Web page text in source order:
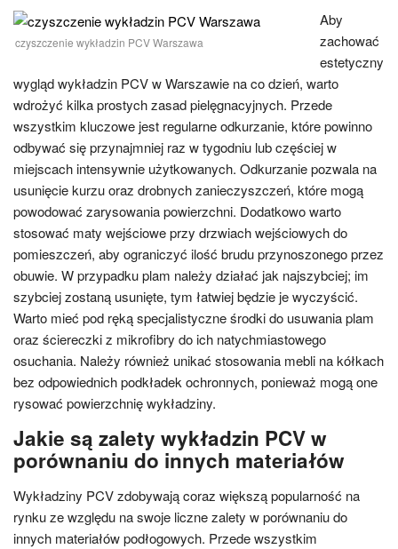
czyszczenie wykładzin PCV Warszawa
Aby
zachować
estetyczny
wygląd wykładzin PCV w Warszawie na co dzień, warto
wdrożyć kilka prostych zasad pielęgnacyjnych. Przede
wszystkim kluczowe jest regularne odkurzanie, które powinno
odbywać się przynajmniej raz w tygodniu lub częściej w
miejscach intensywnie użytkowanych. Odkurzanie pozwala na
usunięcie kurzu oraz drobnych zanieczyszczeń, które mogą
powodować zarysowania powierzchni. Dodatkowo warto
stosować maty wejściowe przy drzwiach wejściowych do
pomieszczeń, aby ograniczyć ilość brudu przynoszonego przez
obuwie. W przypadku plam należy działać jak najszybciej; im
szybciej zostaną usunięte, tym łatwiej będzie je wyczyścić.
Warto mieć pod ręką specjalistyczne środki do usuwania plam
oraz ściereczki z mikrofibry do ich natychmiastowego
osuchania. Należy również unikać stosowania mebli na kółkach
bez odpowiednich podkładek ochronnych, ponieważ mogą one
rysować powierzchnię wykładziny.
Jakie są zalety wykładzin PCV w
porównaniu do innych materiałów
Wykładziny PCV zdobywają coraz większą popularność na
rynku ze względu na swoje liczne zalety w porównaniu do
innych materiałów podłogowych. Przede wszystkim